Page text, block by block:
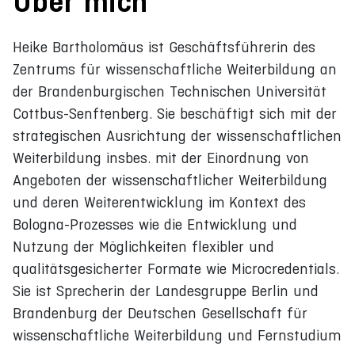
Heike Bartholomäus ist Geschäftsführerin des
Zentrums für wissenschaftliche Weiterbildung an
der Brandenburgischen Technischen Universität
Cottbus-Senftenberg. Sie beschäftigt sich mit der
strategischen Ausrichtung der wissenschaftlichen
Weiterbildung insbes. mit der Einordnung von
Angeboten der wissenschaftlicher Weiterbildung
und deren Weiterentwicklung im Kontext des
Bologna-Prozesses wie die Entwicklung und
Nutzung der Möglichkeiten flexibler und
qualitätsgesicherter Formate wie Microcredentials.
Sie ist Sprecherin der Landesgruppe Berlin und
Brandenburg der Deutschen Gesellschaft für
wissenschaftliche Weiterbildung und Fernstudium